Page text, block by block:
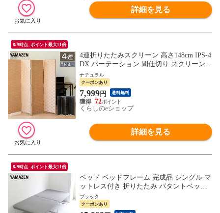
詳細を見る
8/9時点_ポイント最大11倍
4連折りたたみスクリーン 高さ148cm IPS-4
DX パーテーション 間仕切り スクリーン
衝立 4連 山善 YAMAZEN 【送料無料】
ナチュラル
クーポンあり
7,999円 送料無料
72
くらしのeショップ
詳細を見る
8/9時点_ポイント最大11倍
ベッド ベッドフレーム 完成品 シングル マ
ットレス付き 折りたたみ パタントベッド
PB-97195U 折りたたみベッド 並べる 連結
ぱたんとベッド 折り畳み S 収納 組立不要
ブラック
クーポンあり